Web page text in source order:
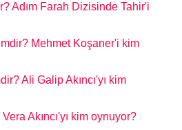
Adım Farah Dizisinde Tahir'i
Mehmet Koşaner'i kim
Ali Galip Akıncı'yı kim
Akıncı'yı kim oynuyor?